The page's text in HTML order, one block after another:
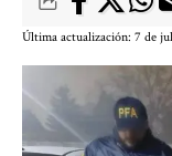
Última actualización: 7 de